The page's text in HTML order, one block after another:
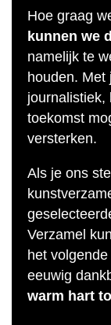
Hoe graag
kunnen we
namelijk te
houden. Met
journalistiek,
toekomst
versterken.
Als je ons
Verzamel
het
eeuwig
warm hart